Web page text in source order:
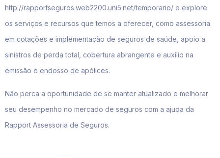
http://rapportseguros.web2200.uni5.net/temporario/ e explore
os serviços e recursos que temos a oferecer, como assessoria
em cotações e implementação de seguros de saúde, apoio a
sinistros de perda total, cobertura abrangente e auxílio na
emissão e endosso de apólices.
Não perca a oportunidade de se manter atualizado e melhorar
seu desempenho no mercado de seguros com a ajuda da
Rapport Assessoria de Seguros.